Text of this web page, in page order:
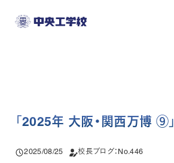
「2025年 大阪・関西万博 ⑨」
投稿日
2025/08/25 校長ブログ：No.446